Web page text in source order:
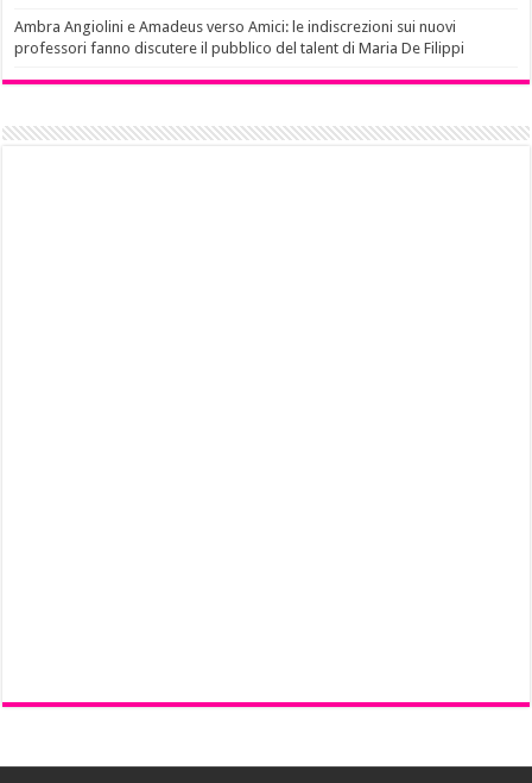
Ambra Angiolini e Amadeus verso Amici: le indiscrezioni sui nuovi
professori fanno discutere il pubblico del talent di Maria De Filippi